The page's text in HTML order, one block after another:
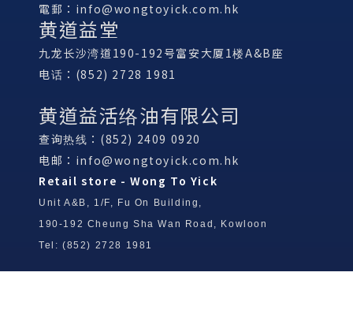
電郵： info@wongtoyick.com.hk
黄道益堂
九龙长沙湾道190-192号富安大厦1楼A&B座
电话：(852) 2728 1981
黄道益活络油有限公司
查询热线：(852) 2409 0920
电邮： info@wongtoyick.com.hk
Retail store - Wong To Yick
Unit A&B, 1/F, Fu On Building,
190-192 Cheung Sha Wan Road, Kowloon
Tel: (852) 2728 1981